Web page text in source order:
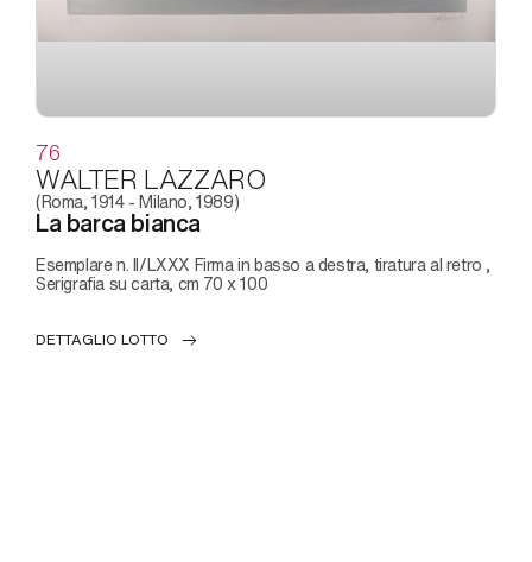
76
WALTER LAZZARO
(Roma, 1914 - Milano, 1989)
La barca bianca
Esemplare n. II/LXXX Firma in basso a destra, tiratura al retro ,
Serigrafia su carta, cm 70 x 100
DETTAGLIO LOTTO